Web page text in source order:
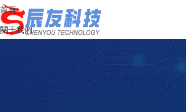
首頁
關于我們